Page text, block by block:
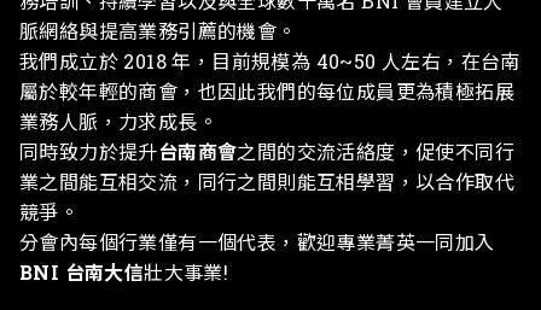
BNI 大信分會是由一群台南在地的專業人士組成，透過商
務培訓、持續學習以及與全球數十萬名 BNI 會員建立人
脈網絡與提高業務引薦的機會。
我們成立於 2018 年，目前規模為 40~50 人左右，在台南
屬於較年輕的商會，也因此我們的每位成員更為積極拓展
業務人脈，力求成長。
同時致力於提升台南商會之間的交流活絡度，促使不同行
業之間能互相交流，同行之間則能互相學習，以合作取代
競爭。
分會內每個行業僅有一個代表，歡迎專業菁英一同加入